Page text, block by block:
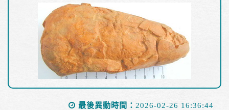
最後異動時間： 2026-02-26 16:36:44